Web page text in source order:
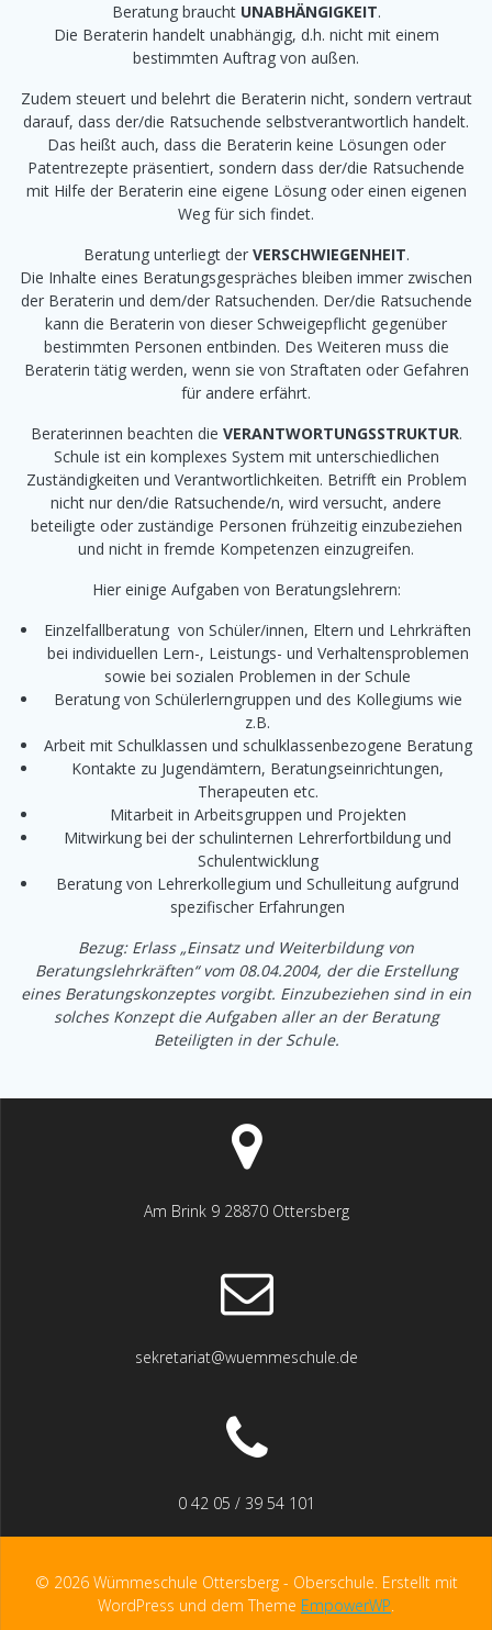
Beratung braucht UNABHÄNGIGKEIT.
Die Beraterin handelt unabhängig, d.h. nicht mit einem
bestimmten Auftrag von außen.
Zudem steuert und belehrt die Beraterin nicht, sondern vertraut
darauf, dass der/die Ratsuchende selbstverantwortlich handelt.
Das heißt auch, dass die Beraterin keine Lösungen oder
Patentrezepte präsentiert, sondern dass der/die Ratsuchende
mit Hilfe der Beraterin eine eigene Lösung oder einen eigenen
Weg für sich findet.
Beratung unterliegt der VERSCHWIEGENHEIT.
Die Inhalte eines Beratungsgespräches bleiben immer zwischen
der Beraterin und dem/der Ratsuchenden. Der/die Ratsuchende
kann die Beraterin von dieser Schweigepflicht gegenüber
bestimmten Personen entbinden. Des Weiteren muss die
Beraterin tätig werden, wenn sie von Straftaten oder Gefahren
für andere erfährt.
Beraterinnen beachten die VERANTWORTUNGSSTRUKTUR.
Schule ist ein komplexes System mit unterschiedlichen
Zuständigkeiten und Verantwortlichkeiten. Betrifft ein Problem
nicht nur den/die Ratsuchende/n, wird versucht, andere
beteiligte oder zuständige Personen frühzeitig einzubeziehen
und nicht in fremde Kompetenzen einzugreifen.
Hier einige Aufgaben von Beratungslehrern:
Einzelfallberatung von Schüler/innen, Eltern und Lehrkräften
bei individuellen Lern-, Leistungs- und Verhaltensproblemen
sowie bei sozialen Problemen in der Schule
Beratung von Schülerlerngruppen und des Kollegiums wie
z.B.
Arbeit mit Schulklassen und schulklassenbezogene Beratung
Kontakte zu Jugendämtern, Beratungseinrichtungen,
Therapeuten etc.
Mitarbeit in Arbeitsgruppen und Projekten
Mitwirkung bei der schulinternen Lehrerfortbildung und
Schulentwicklung
Beratung von Lehrerkollegium und Schulleitung aufgrund
spezifischer Erfahrungen
Bezug: Erlass „Einsatz und Weiterbildung von
Beratungslehrkräften“ vom 08.04.2004, der die Erstellung
eines Beratungskonzeptes vorgibt. Einzubeziehen sind in ein
solches Konzept die Aufgaben aller an der Beratung
Beteiligten in der Schule.
Am Brink 9 28870 Ottersberg
sekretariat@wuemmeschule.de
0 42 05 / 39 54 101
© 2026 Wümmeschule Ottersberg - Oberschule. Erstellt mit
WordPress und dem Theme EmpowerWP.